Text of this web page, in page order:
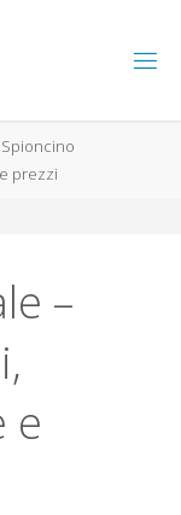
Spioncino
prezzi
–
e